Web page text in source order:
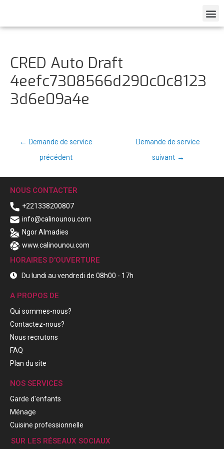
CRED Auto Draft
4eefc7308566d290c0c8123
3d6e09a4e
← Demande de service
précédent
Demande de service
suivant →
NOUS CONTACTER
+221338200807
info@calinounou.com
Ngor Almadies
www.calinounou.com
HORAIRES D'OUVERTURE
Du lundi au vendredi de 08h00 - 17h
A PROPOS DE
Qui sommes-nous?
Contactez-nous?
Nous recrutons
FAQ
Plan du site
NOS SERVICES
Garde d'enfants
Ménage
Cuisine professionnelle
SUR LES RÉSEAUX SOCIAUX